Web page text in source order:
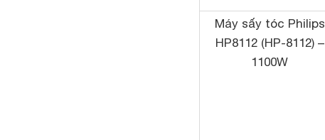
Máy sấy tóc Philips
HP8112 (HP-8112) –
1100W